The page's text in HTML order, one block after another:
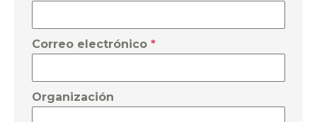
Correo electrónico *
Organización